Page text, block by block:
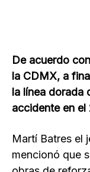
De acuerdo
la CDMX, a
la línea dorada
accidente en el
Martí Batres el
mencionó que